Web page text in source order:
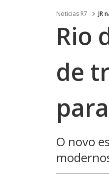
Noticias R7 JR
Rio
de
O novo